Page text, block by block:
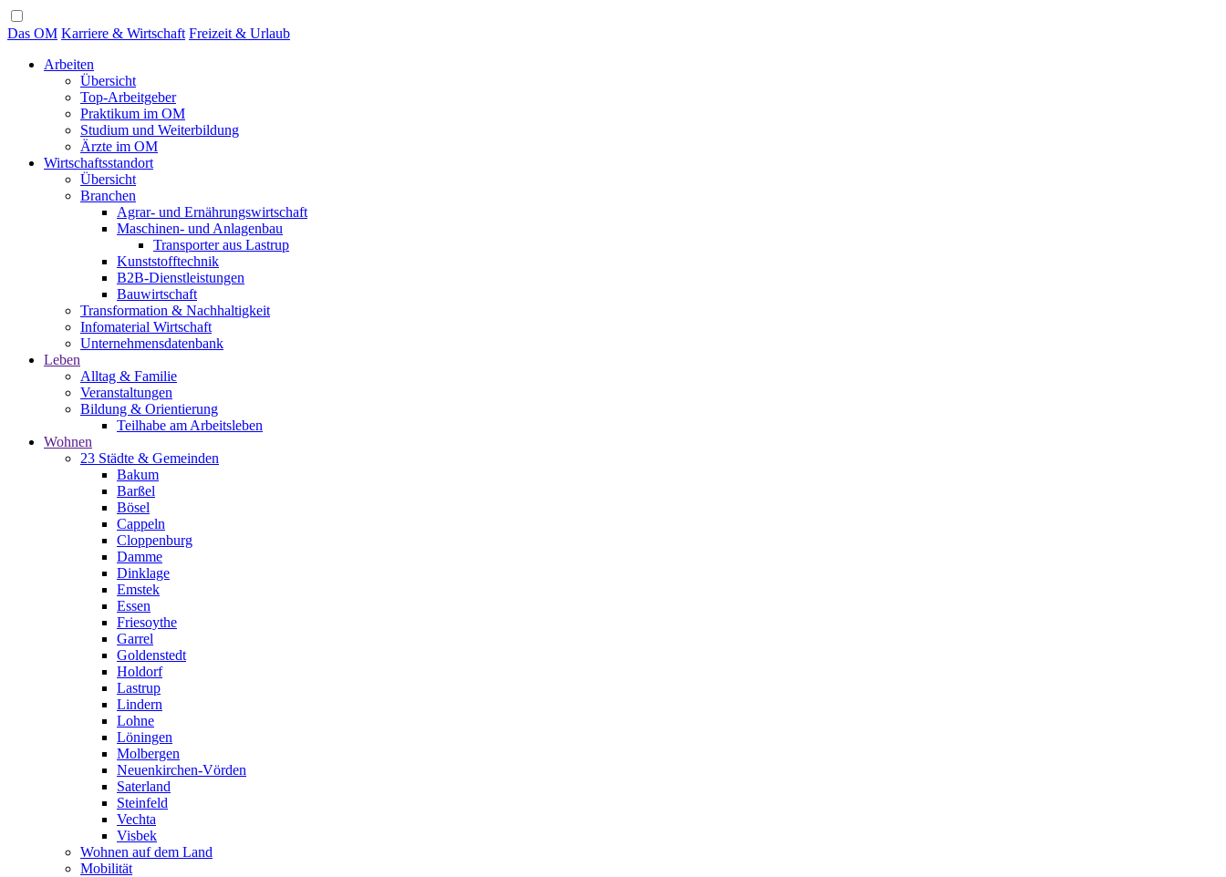
Das OM Karriere & Wirtschaft Freizeit & Urlaub
Arbeiten
Übersicht
Top-Arbeitgeber
Praktikum im OM
Studium und Weiterbildung
Ärzte im OM
Wirtschaftsstandort
Übersicht
Branchen
Agrar- und Ernährungswirtschaft
Maschinen- und Anlagenbau
Transporter aus Lastrup
Kunststofftechnik
B2B-Dienstleistungen
Bauwirtschaft
Transformation & Nachhaltigkeit
Infomaterial Wirtschaft
Unternehmensdatenbank
Leben
Alltag & Familie
Veranstaltungen
Bildung & Orientierung
Teilhabe am Arbeitsleben
Wohnen
23 Städte & Gemeinden
Bakum
Barßel
Bösel
Cappeln
Cloppenburg
Damme
Dinklage
Emstek
Essen
Friesoythe
Garrel
Goldenstedt
Holdorf
Lastrup
Lindern
Lohne
Löningen
Molbergen
Neuenkirchen-Vörden
Saterland
Steinfeld
Vechta
Visbek
Wohnen auf dem Land
Mobilität